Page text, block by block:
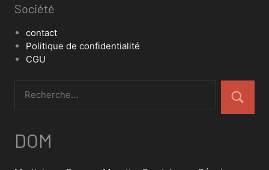
Société
contact
Politique de confidentialité
CGU
DOM